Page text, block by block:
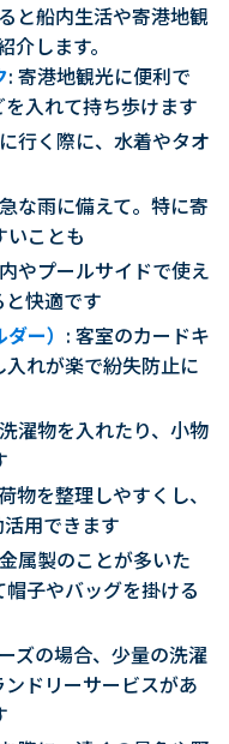
と船内生活や寄港地観
します。
: 寄港地観光に便利で
入れて持ち歩けます
行く際に、水着やタオ
な雨に備えて。特に寄
いことも
やプールサイドで使え
快適です
ー） : 客室のカードキ
れが楽で紛失防止に
濯物を入れたり、小物
物を整理しやすくし、
用できます
属製のことが多いた
子やバッグを掛ける
ズの場合、少量の洗濯
ドリーサービスがあ